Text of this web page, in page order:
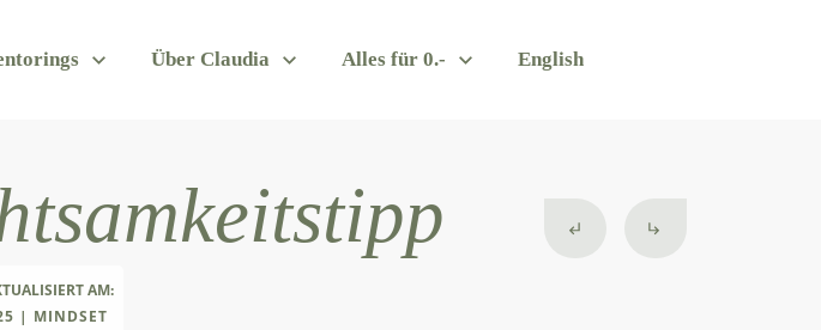
Über Claudia Alles für 0.- English
AM:
| MINDSET